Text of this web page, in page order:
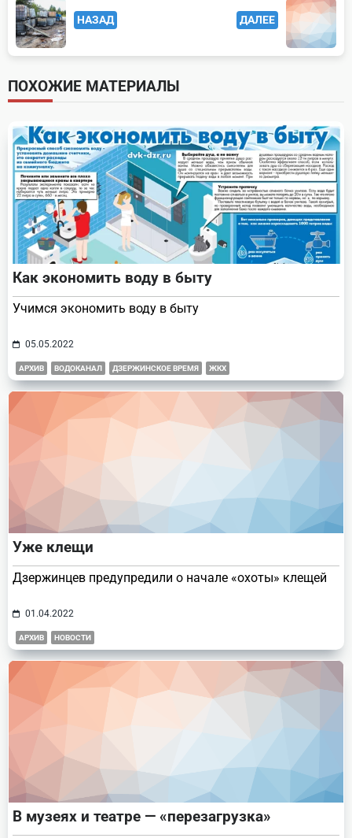
class="nav-
subtitle
screen-
reader-
text">Page</span>
НАЗАД ДАЛЕЕ
ПОХОЖИЕ МАТЕРИАЛЫ
Как экономить воду в быту
Учимся экономить воду в быту
05.05.2022
АРХИВ ВОДОКАНАЛ ДЗЕРЖИНСКОЕ ВРЕМЯ ЖКХ
Уже клещи
Дзержинцев предупредили о начале «охоты» клещей
01.04.2022
АРХИВ НОВОСТИ
В музеях и театре — «перезагрузка»